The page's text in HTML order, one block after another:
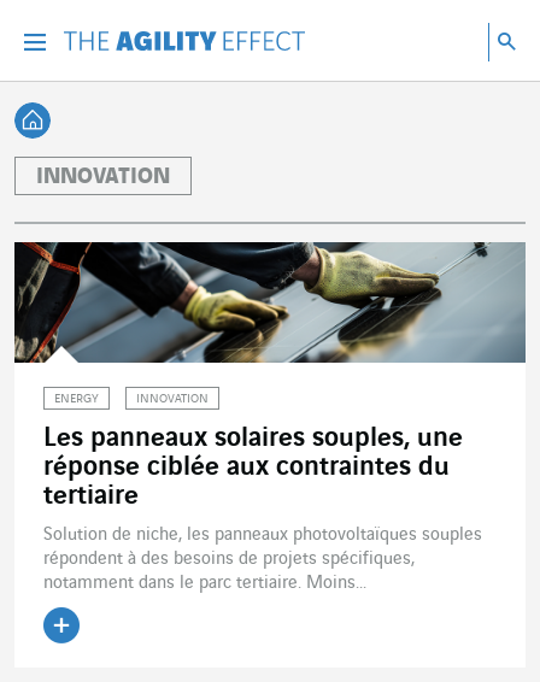
Retour à l'accueil
INNOVATION
ENERGY INNOVATION
Les panneaux solaires souples, une
réponse ciblée aux contraintes du
tertiaire
Solution de niche, les panneaux photovoltaïques souples
répondent à des besoins de projets spécifiques,
notamment dans le parc tertiaire. Moins...